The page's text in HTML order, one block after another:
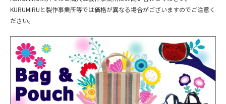
KURUMIRUと製作事業所等では価格が異なる場合がございますのでご注意く
ださい。